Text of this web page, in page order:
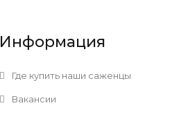
Информация
Где купить наши саженцы
Вакансии